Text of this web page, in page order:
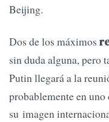
Beijing.
Dos de los máximos
sin duda alguna, pero
Putin llegará a la
probablemente en uno
su imagen